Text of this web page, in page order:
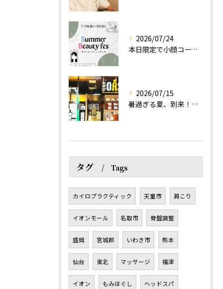
2026/07/24
本日限定で小顔コース体験(ワンコイン)実施します！
2026/07/15
暑過ぎる夏、到来！だるさを感じる方は、結構不足！？
タグ Tags
カイロプラクティック 天童市 肩こり
イオンモール 名取市 骨盤調整
盛岡 宮城郡 いわき市 熊本
仙台 東北 マッサージ 福津
イオン もみほぐし ヘッドスパ